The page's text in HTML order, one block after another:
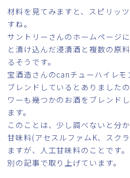
材料を見てみますと、スピリッ
すね。
サントリーさんのホームページ
と漬け込んだ浸漬酒と複数の原
るそうです。
宝酒造さんのcanチューハイレ
ブレンドしているとありました
ワーも幾つかのお酒をブレンド
ます。
このことは、少し調べないと分か
甘味料(アセスルファムK、スク
ますが、人工甘味料のことです。
別の記事で取り上げています。